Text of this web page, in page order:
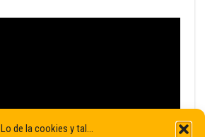
Lo de la cookies y tal...